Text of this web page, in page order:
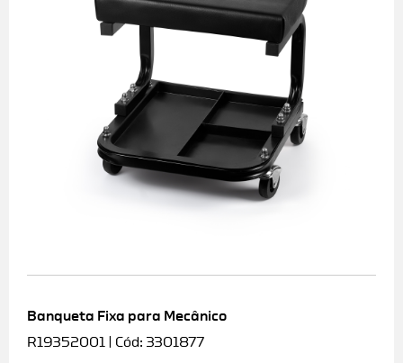
Banqueta Fixa para Mecânico
R19352001 | Cód: 3301877